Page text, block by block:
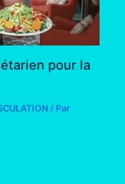
pour la
/ Par